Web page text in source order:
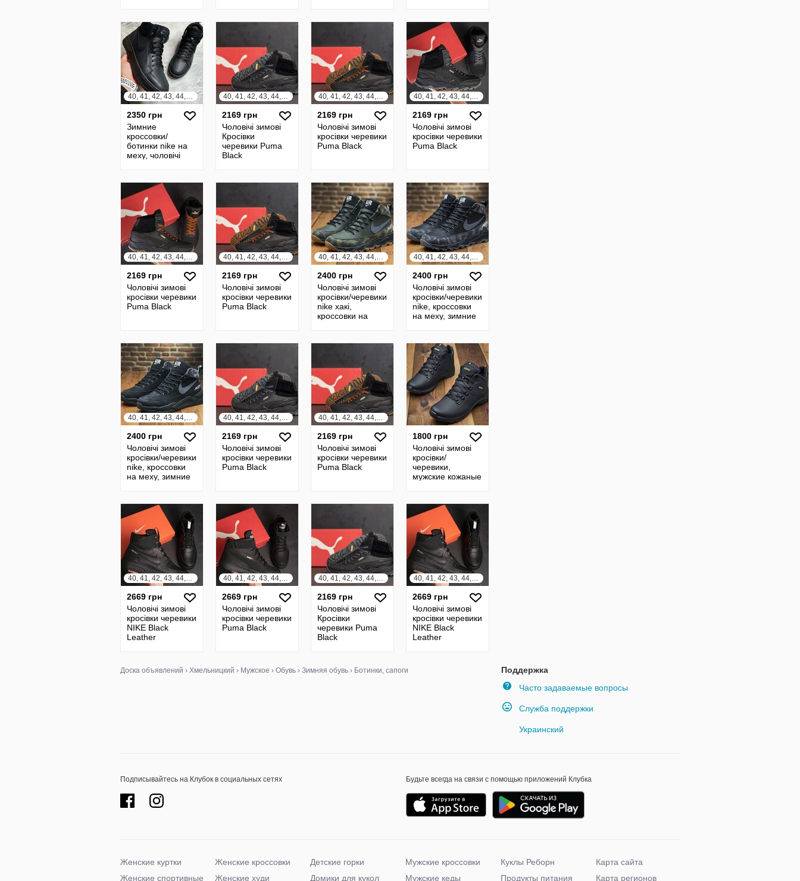
40, 41, 42, 43, 44, 45
2350 грн
Зимние
кроссовки/
ботинки nike на
меху, чоловічі
натуральної
шкіри
40, 41, 42, 43, 44, 45
2169 грн
Чоловічі зимові
Кросівки
черевики Puma
Black
40, 41, 42, 43, 44, 45
2169 грн
Чоловічі зимові
кросівки черевики
Puma Black
40, 41, 42, 43, 44, 45
2169 грн
Чоловічі зимові
кросівки черевики
Puma Black
40, 41, 42, 43, 44, 45
2169 грн
Чоловічі зимові
кросівки черевики
Puma Black
40, 41, 42, 43, 44, 45
2169 грн
Чоловічі зимові
кросівки черевики
Puma Black
40, 41, 42, 43, 44, 45
2400 грн
Чоловічі зимові
кросівки/черевики
nike хакі,
кроссовки на
натуральная
40, 41, 42, 43, 44, 45
2400 грн
Чоловічі зимові
кросівки/черевики
nike, кроссовки
на меху, зимние
кожа
40, 41, 42, 43, 44, 45
2400 грн
Чоловічі зимові
кросівки/черевики
nike, кроссовки
на меху, зимние
кожа
40, 41, 42, 43, 44, 45
2169 грн
Чоловічі зимові
кросівки черевики
Puma Black
40, 41, 42, 43, 44, 45
2169 грн
Чоловічі зимові
кросівки черевики
Puma Black
1800 грн
Чоловічі зимові
кросівки/
черевики,
мужские кожаные
ботинки на меху
40, 41, 42, 43, 44, 45
2669 грн
Чоловічі зимові
кросівки черевики
NIKE Black
Leather
40, 41, 42, 43, 44, 45
2669 грн
Чоловічі зимові
кросівки черевики
Puma Black
40, 41, 42, 43, 44, 45
2169 грн
Чоловічі зимові
Кросівки
черевики Puma
Black
40, 41, 42, 43, 44, 45
2669 грн
Чоловічі зимові
кросівки черевики
NIKE Black
Leather
Поддержка
Часто задаваемые вопросы
Служба поддержки
Украинский
Доска объявлений › Хмельницкий › Мужское › Обувь › Зимняя обувь › Ботинки, сапоги
Подписывайтесь на Клубок в социальных сетях Будьте всегда на связи с помощью приложений Клубка
Женские куртки
Женские спортивные
Женские кроссовки
Женские худи
Детские горки
Домики для кукол
Мужские кроссовки
Мужские кеды
Куклы Реборн
Продукты питания
Карта сайта
Карта регионов